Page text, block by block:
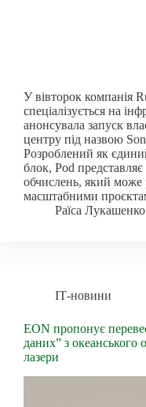
У вівторок компанія
спеціалізується на
анонсувала запуск
центру під назвою
Розроблений як
блок, Pod
обчислень, який може
масштабними
Раїса Лукашенко
ІТ-новини
EON пропонує
даних” з океанського
лазери